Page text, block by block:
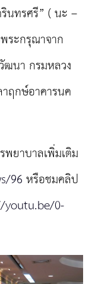
นทรศรี” ( นะ –
ระกรุณาจาก
ฒนา กรมหลวง
ฤกษ์อาคารนค
ยาบาลเพิ่มเติม
96หรือชมคลิป
0-